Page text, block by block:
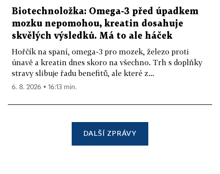
Biotechnoložka: Omega-3 před úpadkem
mozku nepomohou, kreatin dosahuje
skvělých výsledků. Má to ale háček
Hořčík na spaní, omega-3 pro mozek, železo proti
únavě a kreatin dnes skoro na všechno. Trh s doplňky
stravy slibuje řadu benefitů, ale které z...
6. 8. 2026 ▪ 16:13 min.
DALŠÍ ZPRÁVY